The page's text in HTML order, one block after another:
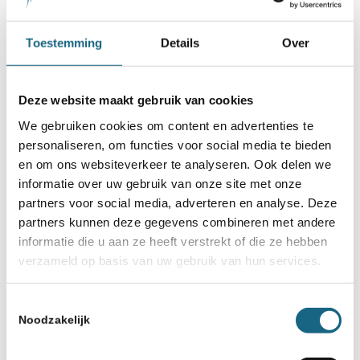
Toestemming Details Over
Deze website maakt gebruik van cookies
We gebruiken cookies om content en advertenties te
personaliseren, om functies voor social media te bieden
en om ons websiteverkeer te analyseren. Ook delen we
informatie over uw gebruik van onze site met onze
partners voor social media, adverteren en analyse. Deze
partners kunnen deze gegevens combineren met andere
informatie die u aan ze heeft verstrekt of die ze hebben
verzameld op basis van uw gebruik van hun services.
Noodzakelijk
8 april 2026
Zidan en Malem winnen NK E in
Drunen